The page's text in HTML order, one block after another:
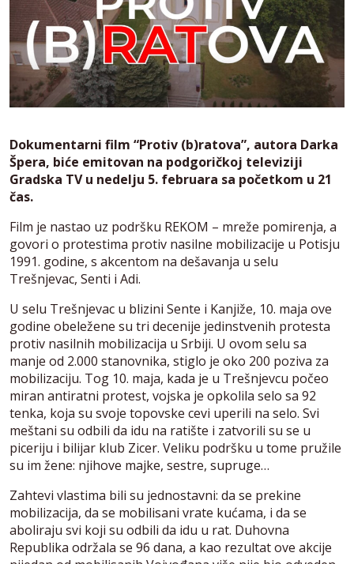
Dokumentarni film “Protiv (b)ratova”, autora Darka
Špera, biće emitovan na podgoričkoj televiziji
Gradska TV u nedelju 5. februara sa početkom u 21
čas.
Film je nastao uz podršku REKOM – mreže pomirenja, a
govori o protestima protiv nasilne mobilizacije u Potisju
1991. godine, s akcentom na dešavanja u selu
Trešnjevac, Senti i Adi.
U selu Trešnjevac u blizini Sente i Kanjiže, 10. maja ove
godine obeležene su tri decenije jedinstvenih protesta
protiv nasilnih mobilizacija u Srbiji. U ovom selu sa
manje od 2.000 stanovnika, stiglo je oko 200 poziva za
mobilizaciju. Tog 10. maja, kada je u Trešnjevcu počeo
miran antiratni protest, vojska je opkolila selo sa 92
tenka, koja su svoje topovske cevi uperili na selo. Svi
meštani su odbili da idu na ratište i zatvorili su se u
piceriju i bilijar klub Zicer. Veliku podršku u tome pružile
su im žene: njihove majke, sestre, supruge…
Zahtevi vlastima bili su jednostavni: da se prekine
mobilizacija, da se mobilisani vrate kućama, i da se
aboliraju svi koji su odbili da idu u rat. Duhovna
Republika održala se 96 dana, a kao rezultat ove akcije